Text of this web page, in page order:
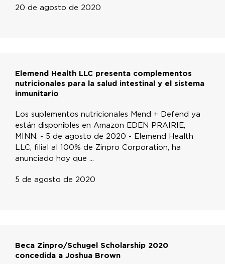
20 de agosto de 2020
Elemend Health LLC presenta complementos
nutricionales para la salud intestinal y el sistema
inmunitario
Los suplementos nutricionales Mend + Defend ya
están disponibles en Amazon EDEN PRAIRIE,
MINN. - 5 de agosto de 2020 - Elemend Health
LLC, filial al 100% de Zinpro Corporation, ha
anunciado hoy que ...
5 de agosto de 2020
Beca Zinpro/Schugel Scholarship 2020
concedida a Joshua Brown